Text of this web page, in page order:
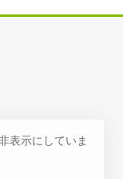
表示にしていま